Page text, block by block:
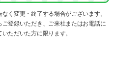
く変更・終了する場合がございます。
登録いただき、ご来社またはお電話に
ただいた方に限ります。